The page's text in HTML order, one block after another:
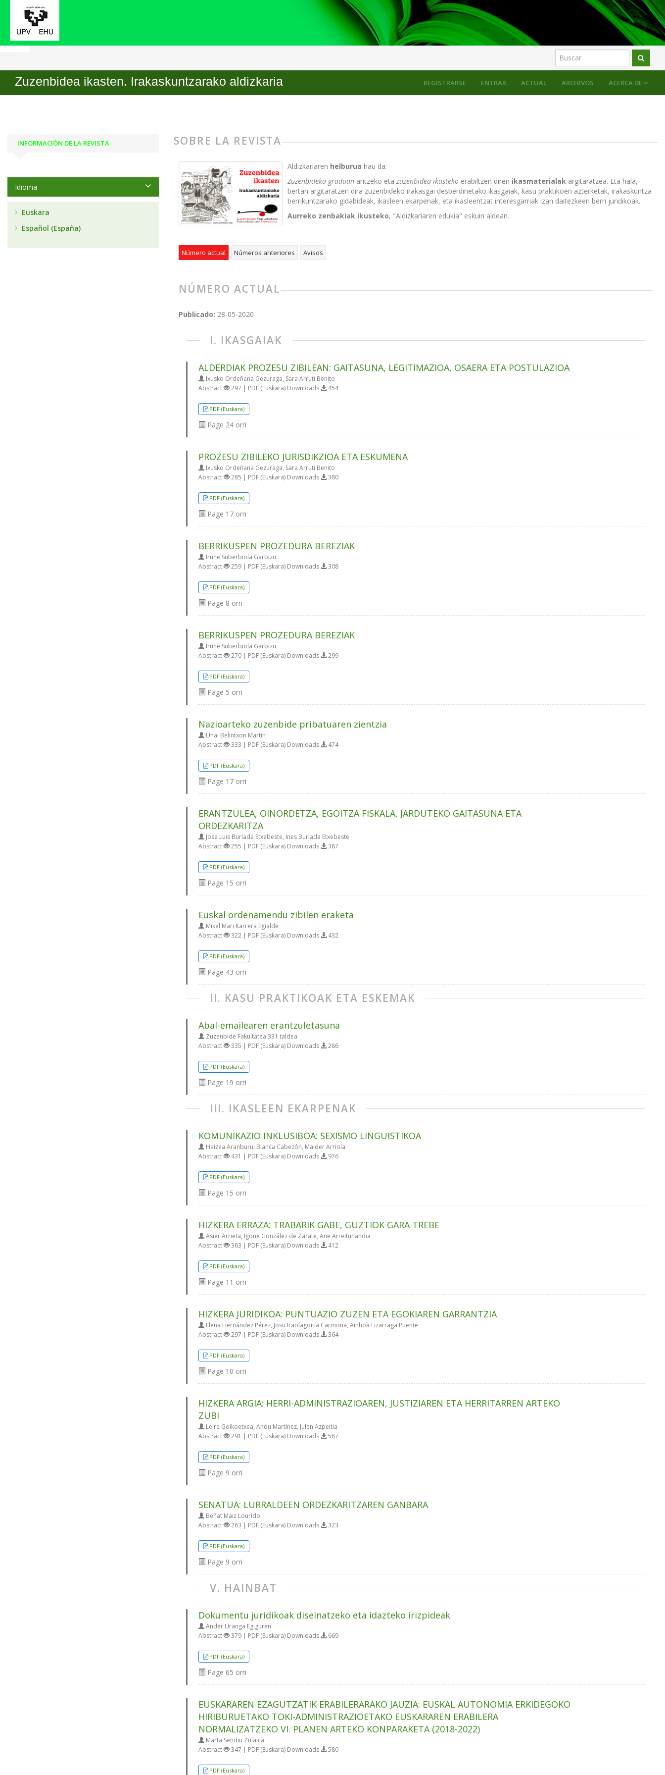
ACTUAL ARCHIVOS ACERCA DE
REGISTRARSE ENTRAR
Zuzenbidea ikasten. Irakaskuntzarako aldizkaria
Inicio Zuzenbidea ikasten. Irakaskuntzarako aldizkaria
SOBRE LA REVISTA
Aldizkariaren helburua hau da:
Zuzenbideko graduan aritzeko eta zuzenbidea ikasteko erabiltzen diren ikasmaterialak argitaratzea. Eta hala,
bertan argitaratzen dira zuzenbideko irakasgai desberdinetako ikasgaiak, kasu praktikoen azterketak, irakaskuntza
berrikuntzarako gidabideak, ikasleen ekarpenak, eta ikasleentzat interesgarriak izan daitezkeen berri juridikoak.
Aurreko zenbakiak ikusteko, "Aldizkariaren edukia" eskuin aldean.
Número actual Números anteriores Avisos
NÚMERO ACTUAL
Publicado: 28-05-2020
I. IKASGAIAK
ALDERDIAK PROZESU ZIBILEAN: GAITASUNA, LEGITIMAZIOA, OSAERA ETA POSTULAZIOA
Ixusko Ordeñana Gezuraga, Sara Arruti Benito
Abstract
297 | PDF (Euskara) Downloads 454
PDF (Euskara)
Page 24 orri
PROZESU ZIBILEKO JURISDIKZIOA ETA ESKUMENA
Ixusko Ordeñana Gezuraga, Sara Arruti Benito
Abstract
285 | PDF (Euskara) Downloads 380
PDF (Euskara)
Page 17 orri
BERRIKUSPEN PROZEDURA BEREZIAK
Irune Suberbiola Garbizu
Abstract
259 | PDF (Euskara) Downloads 308
PDF (Euskara)
Page 8 orri
BERRIKUSPEN PROZEDURA BEREZIAK
Irune Suberbiola Garbizu
Abstract
270 | PDF (Euskara) Downloads 299
PDF (Euskara)
Page 5 orri
Nazioarteko zuzenbide pribatuaren zientzia
Unai Belintxon Martin
Abstract
333 | PDF (Euskara) Downloads 474
PDF (Euskara)
Page 17 orri
ERANTZULEA, OINORDETZA, EGOITZA FISKALA, JARDUTEKO GAITASUNA ETA
ORDEZKARITZA
Jose Luis Burlada Etxebeste, Ines Burlada Etxebeste
Abstract
255 | PDF (Euskara) Downloads 387
PDF (Euskara)
Page 15 orri
Euskal ordenamendu zibilen eraketa
Mikel Mari Karrera Egialde
Abstract
322 | PDF (Euskara) Downloads 432
PDF (Euskara)
Page 43 orri
II. KASU PRAKTIKOAK ETA ESKEMAK
Abal-emailearen erantzuletasuna
Zuzenbide Fakultatea 331 taldea
Abstract
335 | PDF (Euskara) Downloads 286
PDF (Euskara)
Page 19 orri
III. IKASLEEN EKARPENAK
KOMUNIKAZIO INKLUSIBOA: SEXISMO LINGUISTIKOA
Haizea Aranburu, Blanca Cabezón, Maider Arriola
Abstract
431 | PDF (Euskara) Downloads 976
PDF (Euskara)
Page 15 orri
HIZKERA ERRAZA: TRABARIK GABE, GUZTIOK GARA TREBE
Asier Arrieta, Igone González de Zarate, Ane Arreitunandia
Abstract
363 | PDF (Euskara) Downloads 412
PDF (Euskara)
Page 11 orri
HIZKERA JURIDIKOA: PUNTUAZIO ZUZEN ETA EGOKIAREN GARRANTZIA
Elena Hernández Pérez, Josu Iraolagoitia Carmona, Ainhoa Lizarraga Puente
Abstract
297 | PDF (Euskara) Downloads 364
PDF (Euskara)
Page 10 orri
HIZKERA ARGIA: HERRI-ADMINISTRAZIOAREN, JUSTIZIAREN ETA HERRITARREN ARTEKO
ZUBI
Leire Goikoetxea, Andu Martínez, Julen Azpeitia
Abstract
291 | PDF (Euskara) Downloads 587
PDF (Euskara)
Page 9 orri
SENATUA: LURRALDEEN ORDEZKARITZAREN GANBARA
Beñat Maiz Lourido
Abstract
263 | PDF (Euskara) Downloads 323
PDF (Euskara)
Page 9 orri
V. HAINBAT
Dokumentu juridikoak diseinatzeko eta idazteko irizpideak
Ander Uranga Egiguren
Abstract
379 | PDF (Euskara) Downloads 669
PDF (Euskara)
Page 65 orri
EUSKARAREN EZAGUTZATIK ERABILERARAKO JAUZIA: EUSKAL AUTONOMIA ERKIDEGOKO
HIRIBURUETAKO TOKI-ADMINISTRAZIOETAKO EUSKARAREN ERABILERA
NORMALIZATZEKO VI. PLANEN ARTEKO KONPARAKETA (2018-2022)
Marta Sendiu Zulaica
Abstract
347 | PDF (Euskara) Downloads 580
PDF (Euskara)
INFORMACIÓN DE LA REVISTA
Idioma
Euskara
Español (España)